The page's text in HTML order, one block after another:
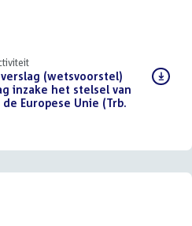
(wetsvoorstel)
inzake het stelsel van
Europese Unie (Trb.